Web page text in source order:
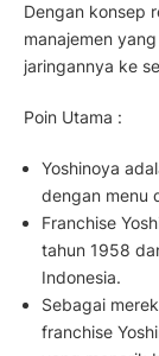
Dengan konsep
manajemen
jaringannya ke
Poin Utama :
Yoshinoya
dengan menu
Franchise
tahun 1958
Indonesia.
Sebagai
franchise